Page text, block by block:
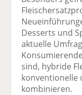
Desserts und
aktuelle
sind, hybride
konventionelle
kombinieren.